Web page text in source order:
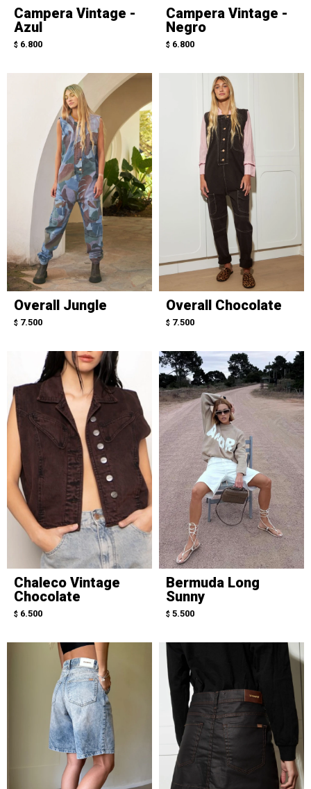
Campera Vintage -
Azul
$ 6.800
Campera Vintage -
Negro
$ 6.800
Overall Jungle
$ 7.500
Overall Chocolate
$ 7.500
Chaleco Vintage
Chocolate
$ 6.500
Bermuda Long
Sunny
$ 5.500